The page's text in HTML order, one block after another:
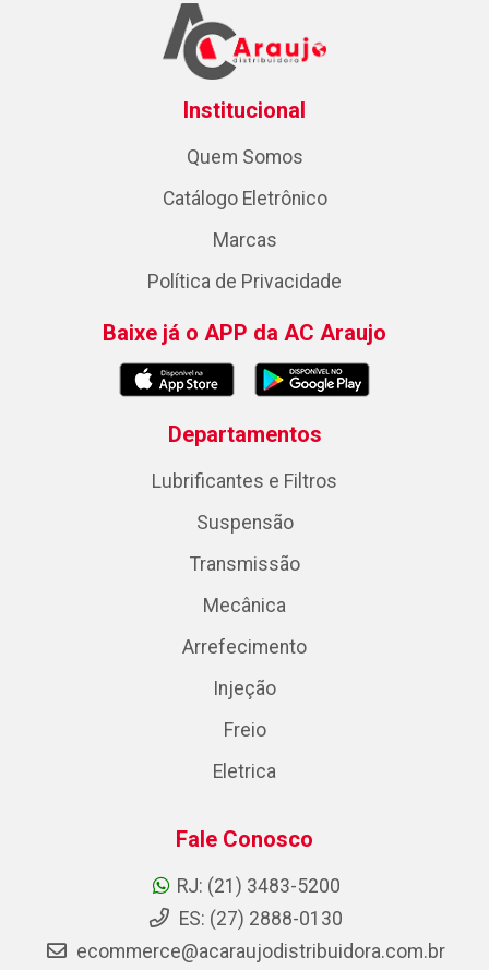
Institucional
Quem Somos
Catálogo Eletrônico
Marcas
Política de Privacidade
Baixe já o APP da AC Araujo
Departamentos
Lubrificantes e Filtros
Suspensão
Transmissão
Mecânica
Arrefecimento
Injeção
Freio
Eletrica
Fale Conosco
RJ: (21) 3483-5200
ES: (27) 2888-0130
ecommerce@acaraujodistribuidora.com.br